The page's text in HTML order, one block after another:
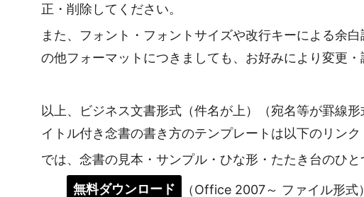
正・削除してください。
また、フォント・フォントサイズや改行キーによる余
の他フォーマットにつきましても、お好みにより変更・
以上、ビジネス文書形式（件名が上）（宛名等が罫線
イトル付き念書の書き方のテンプレートは以下のリン
では、念書の見本・サンプル・ひな形・たたき台のひ
無料ダウンロード
（Office 2007～ ファイル形式）